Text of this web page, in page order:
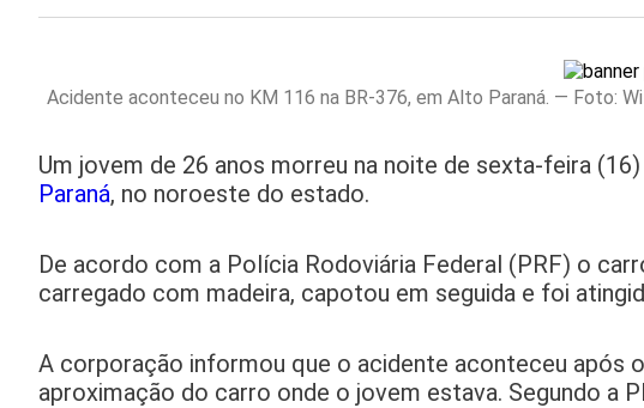
Acidente aconteceu no KM 116 na BR-376, em Alto Paraná. — Foto:
Um jovem de 26 anos morreu na noite de sexta-feira
Paraná, no noroeste do estado.
De acordo com a Polícia Rodoviária Federal (PRF) o
carregado com madeira, capotou em seguida e foi
A corporação informou que o acidente aconteceu após
aproximação do carro onde o jovem estava. Segundo a